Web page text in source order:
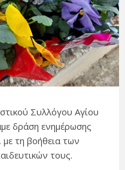
Συλλόγου Αγίου
δράση ενημέρωσης
τη βοήθεια των
τους.